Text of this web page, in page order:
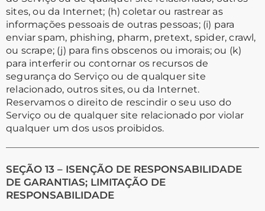
sites, ou da Internet; (h) coletar ou rastrear as
informações pessoais de outras pessoas; (i) para
enviar spam, phishing, pharm, pretext, spider, crawl,
ou scrape; (j) para fins obscenos ou imorais; ou (k)
para interferir ou contornar os recursos de
segurança do Serviço ou de qualquer site
relacionado, outros sites, ou da Internet.
Reservamos o direito de rescindir o seu uso do
Serviço ou de qualquer site relacionado por violar
qualquer um dos usos proibidos.
SEÇÃO 13 – ISENÇÃO DE RESPONSABILIDADE
DE GARANTIAS; LIMITAÇÃO DE
RESPONSABILIDADE